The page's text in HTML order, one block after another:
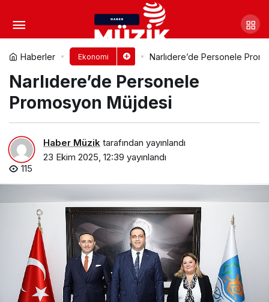
Haberler Ekonomi Narlıdere’de Personele
Narlıdere’de Personele
Promosyon Müjdesi
Haber Müzik tarafından yayınlandı
23 Ekim 2025, 12:39 yayınlandı
115
Osmangazi’de gençleri
girişimciliğe teşvik eden çalıştay
Yorum Yap